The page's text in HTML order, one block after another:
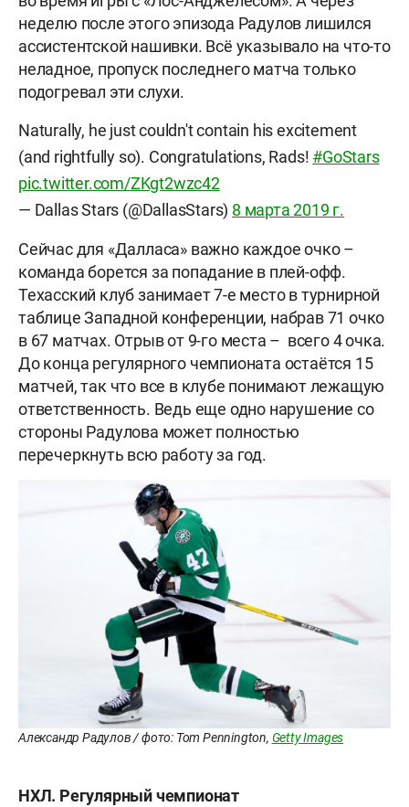
неделю после этого эпизода Радулов лишился
ассистентской нашивки. Всё указывало на что-то
неладное, пропуск последнего матча только
подогревал эти слухи.
Naturally, he just couldn't contain his excitement
(and rightfully so). Congratulations, Rads! #GoStars
pic.twitter.com/ZKgt2wzc42
— Dallas Stars (@DallasStars) 8 марта 2019 г.
Сейчас для «Далласа» важно каждое очко –
команда борется за попадание в плей-офф.
Техасский клуб занимает 7-е место в турнирной
таблице Западной конференции, набрав 71 очко
в 67 матчах. Отрыв от 9-го места – всего 4 очка.
До конца регулярного чемпионата остаётся 15
матчей, так что все в клубе понимают лежащую
ответственность. Ведь еще одно нарушение со
стороны Радулова может полностью
перечеркнуть всю работу за год.
Александр Радулов / фото: Tom Pennington, Getty Images
НХЛ. Регулярный чемпионат